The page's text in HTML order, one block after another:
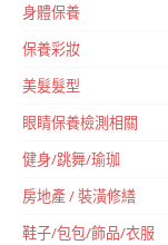
身體保養
保養彩妝
美髮髮型
眼睛保養檢測相關
健身/跳舞/瑜珈
房地產 / 裝潢修繕
鞋子/包包/飾品/衣服